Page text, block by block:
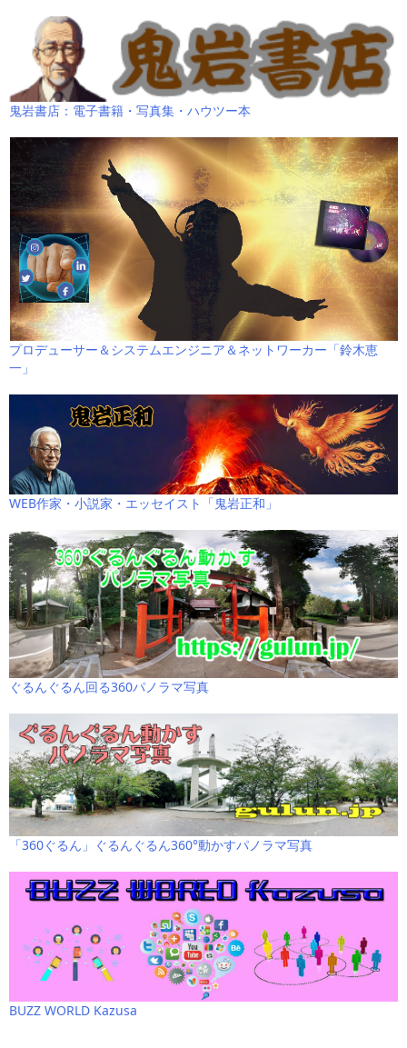
鬼岩書店：電子書籍・写真集・ハウツー本
プロデューサー＆システムエンジニア＆ネットワーカー「鈴木恵
一」
WEB作家・小説家・エッセイスト「鬼岩正和」
ぐるんぐるん回る360パノラマ写真
「360ぐるん」ぐるんぐるん360°動かすパノラマ写真
BUZZ WORLD Kazusa